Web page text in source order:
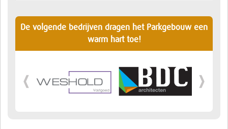
De volgende bedrijven dragen het Parkgebouw een
warm hart toe!